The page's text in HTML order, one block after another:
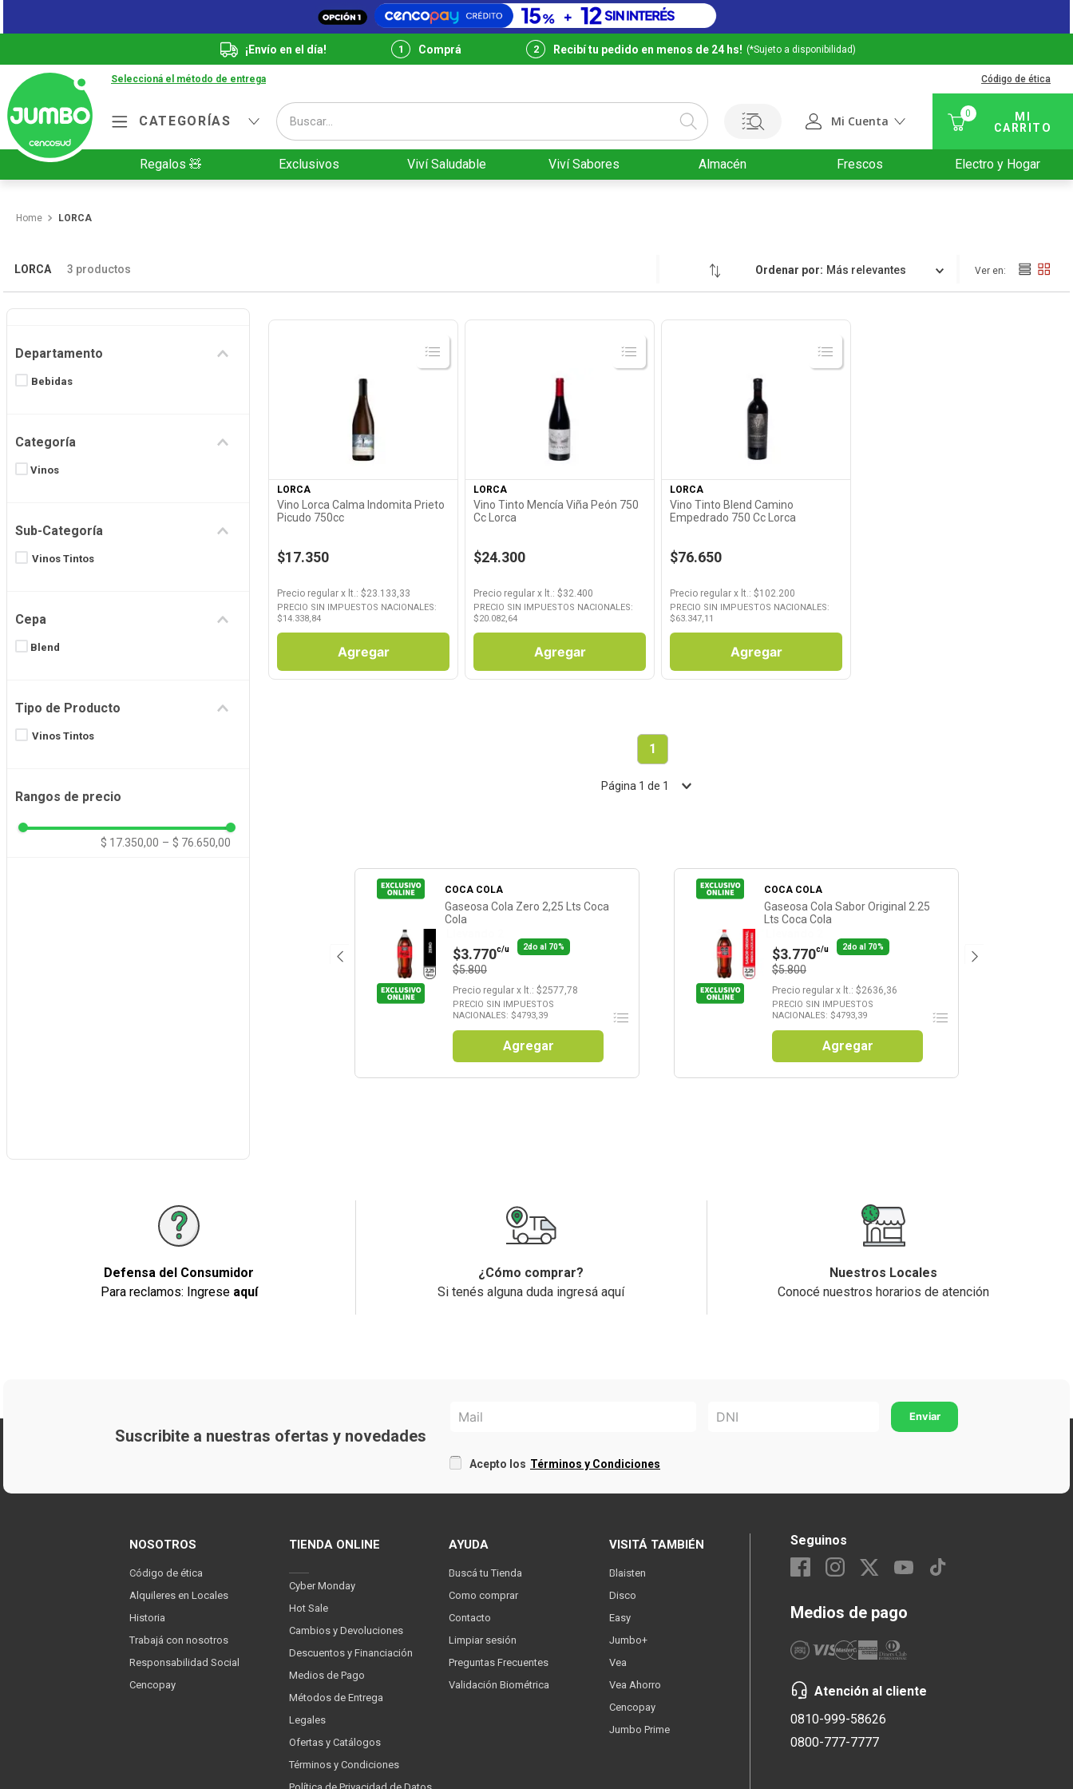
¡Envío en el día! Comprá Recibí tu pedido en menos de 24 hs! (*Sujeto a disponibilidad)
Seleccioná el método de entrega Código de ética
CATEGORÍAS
Buscar...
Mi Cuenta
0
Regalos 🧸 Exclusivos Viví Saludable Viví Sabores Almacén Frescos Electro y Hogar
LORCA
LORCA 3 productos Ordenar por Relevancia
Departamento
Bebidas
Categoría
Vinos
Sub-Categoría
Vinos Tintos
Cepa
Blend
Tipo de Producto
Vinos Tintos
Rangos de precio
$ 17.350,00 – $ 76.650,00
Ver Producto
LORCA
Vino Lorca Calma Indomita Prieto
Picudo 750cc
$17.350
Precio regular x lt.: $23.133,33
PRECIO SIN IMPUESTOS NACIONALES:
$14.338,84
Agregar
Ver Producto
LORCA
Vino Tinto Mencía Viña Peón 750
Cc Lorca
$24.300
Precio regular x lt.: $32.400
PRECIO SIN IMPUESTOS NACIONALES:
$20.082,64
Agregar
Ver Producto
LORCA
Vino Tinto Blend Camino
Empedrado 750 Cc Lorca
$76.650
Precio regular x lt.: $102.200
PRECIO SIN IMPUESTOS NACIONALES:
$63.347,11
Agregar
1
Página 1 de 1
COCA COLA
Gaseosa Cola Zero 2,25 Lts Coca
Cola
$3.770c/u 2do al 70%
$5.800
Precio regular x lt.: $2577,78
PRECIO SIN IMPUESTOS
NACIONALES: $4793,39
Agregar
COCA COLA
Gaseosa Cola Sabor Original 2.25
Lts Coca Cola
$3.770c/u 2do al 70%
$5.800
Precio regular x lt.: $2636,36
PRECIO SIN IMPUESTOS
NACIONALES: $4793,39
Agregar
Defensa del Consumidor
Para reclamos: Ingrese aquí
¿Cómo comprar?
Si tenés alguna duda ingresá aquí
Nuestros Locales
Conocé nuestros horarios de atención
Suscribite a nuestras ofertas y novedades
Acepto los Términos y Condiciones
NOSOTROS
Código de ética
Alquileres en Locales
Historia
Trabajá con nosotros
Responsabilidad Social
Cencopay
TIENDA ONLINE
Cyber Monday
Hot Sale
Cambios y Devoluciones
Descuentos y Financiación
Medios de Pago
Métodos de Entrega
Legales
Ofertas y Catálogos
Términos y Condiciones
AYUDA
Buscá tu Tienda
Como comprar
Contacto
Limpiar sesión
Preguntas Frecuentes
Validación Biométrica
VISITÁ TAMBIÉN
Blaisten
Disco
Easy
Jumbo+
Vea
Vea Ahorro
Cencopay
Jumbo Prime
Seguinos
Medios de pago
Atención al cliente
0810-999-58626
0800-777-7777
Términos más buscados
Galletitas
7.
10.